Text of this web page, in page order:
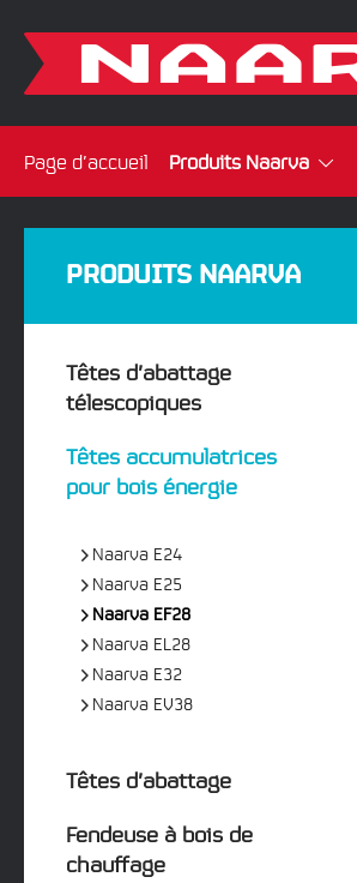
Page d’accueil Produits Naarva
PRODUITS NAARVA
Têtes d’abattage
télescopiques
Têtes accumulatrices
pour bois énergie
Naarva E24
Naarva E25
Naarva EF28
Naarva EL28
Naarva E32
Naarva EV38
Têtes d’abattage
Fendeuse à bois de
chauffage